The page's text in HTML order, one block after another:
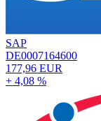
SAP
DE0007164600
177,96 EUR
+ 4,08 %